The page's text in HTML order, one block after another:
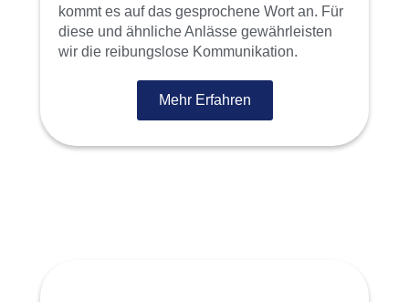
kommt es auf das gesprochene Wort an. Für
diese und ähnliche Anlässe gewährleisten
wir die reibungslose Kommunikation.
Mehr Erfahren